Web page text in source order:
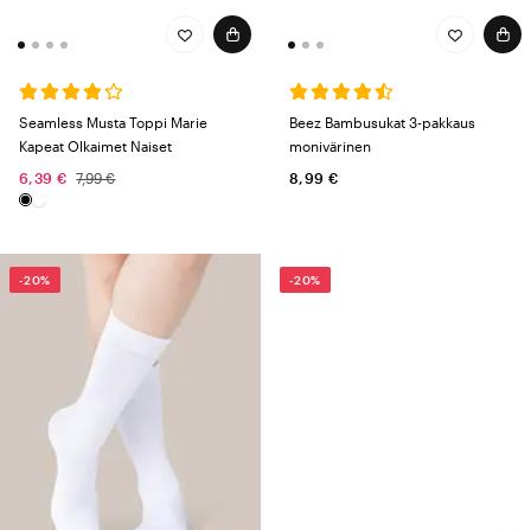
Seamless Musta Toppi Marie
Kapeat Olkaimet Naiset
6,39 €
7,99 €
Beez Bambusukat 3-pakkaus
monivärinen
8,99 €
-20% -20%